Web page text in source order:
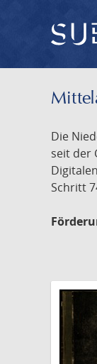
Die
seit der
Schritt